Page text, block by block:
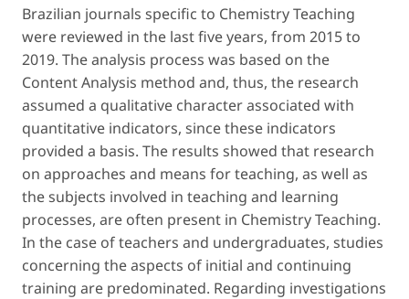
Brazilian journals specific to Chemistry Teaching
were reviewed in the last five years, from 2015 to
2019. The analysis process was based on the
Content Analysis method and, thus, the research
assumed a qualitative character associated with
quantitative indicators, since these indicators
provided a basis. The results showed that research
on approaches and means for teaching, as well as
the subjects involved in teaching and learning
processes, are often present in Chemistry Teaching.
In the case of teachers and undergraduates, studies
concerning the aspects of initial and continuing
training are predominated. Regarding investigations